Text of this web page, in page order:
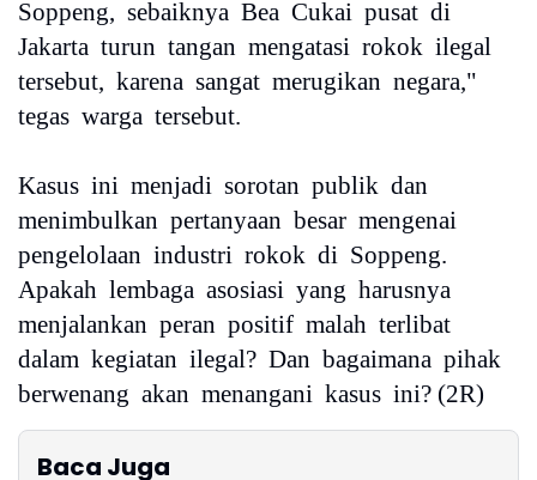
Soppeng, sebaiknya Bea Cukai pusat di
Jakarta turun tangan mengatasi rokok ilegal
tersebut, karena sangat merugikan negara,"
tegas warga tersebut.
Kasus ini menjadi sorotan publik dan
menimbulkan pertanyaan besar mengenai
pengelolaan industri rokok di Soppeng.
Apakah lembaga asosiasi yang harusnya
menjalankan peran positif malah terlibat
dalam kegiatan ilegal? Dan bagaimana pihak
berwenang akan menangani kasus ini? (2R)
Baca Juga